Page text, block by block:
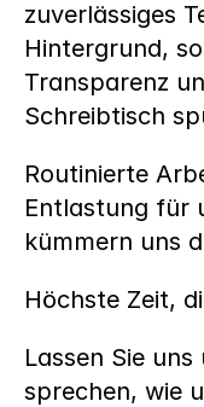
zuverlässiges
Hintergrund,
Transparenz
Schreibtisch
Routinierte
Entlastung für
kümmern uns
Höchste Zeit,
Lassen Sie
sprechen, wie